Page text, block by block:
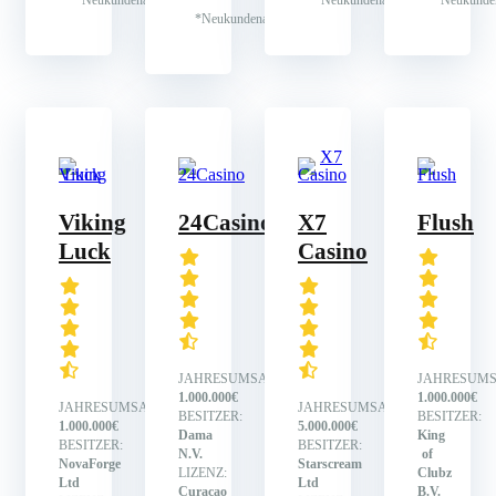
*Neukundenangebot
Viking
Luck
JAHRESUMSATZ:
1.000.000€
BESITZER:
NovaForge
Ltd
24Casino
JAHRESUMSATZ:
1.000.000€
BESITZER:
Dama
N.V.
LIZENZ:
Curacao
X7
Casino
JAHRESUMSATZ:
5.000.000€
BESITZER:
Starscream
Ltd
Flush
1.000.000€
BESITZER:
King
of
Clubz
B.V.